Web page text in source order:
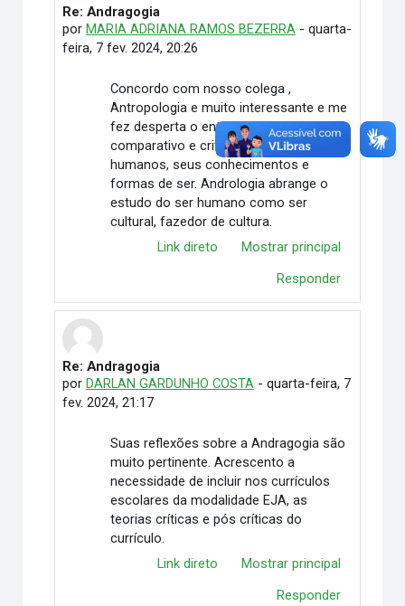
Em resposta à Jerônimo Vidal Ferreira
Re: Andragogia
por MARIA ADRIANA RAMOS BEZERRA- quarta-
feira, 7 fev. 2024, 20:26
Concordo com nosso colega ,
Antropologia e muito interessante e me
fez desperta o entendimento amplo,
comparativo e critico dos seres
humanos, seus conhecimentos e
formas de ser. Andrologia abrange o
estudo do ser humano como ser
cultural, fazedor de cultura.
Link direto
Mostrar principal
Responder
Em resposta à Jerônimo Vidal Ferreira
Re: Andragogia
por DARLAN GARDUNHO COSTA- quarta-feira, 7
fev. 2024, 21:17
Suas reflexões sobre a Andragogia são
muito pertinente. Acrescento a
necessidade de incluir nos currículos
escolares da modalidade EJA, as
teorias críticas e pós críticas do
currículo.
Link direto
Mostrar principal
Responder